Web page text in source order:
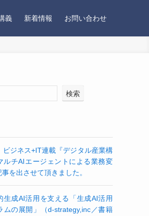
義 新着情報 お問い合わせ
検索
ビジネス+IT連載『デジタル産業構
ルチAIエージェントによる業務変
を出させて頂きました。
生成AI活用を支える「生成AI活用
ムの展開」（d-strategy,inc／書籍